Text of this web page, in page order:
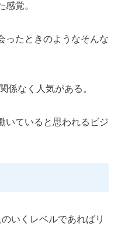
覚。
ったときのようなそんな
係なく人気がある。
いていると思われるビジ
いくレベルであればリ